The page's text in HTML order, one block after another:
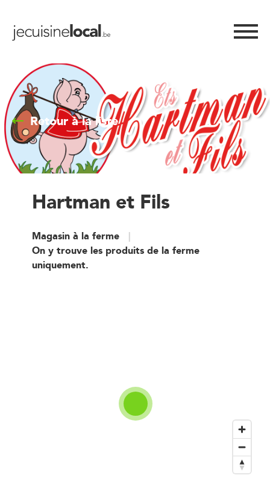
Retour à la liste
Hartman et Fils
Magasin à la ferme
On y trouve les produits de la ferme
uniquement.